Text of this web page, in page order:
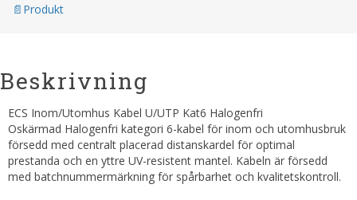
Produkt
Beskrivning
ECS Inom/Utomhus Kabel U/UTP Kat6 Halogenfri
Oskärmad Halogenfri kategori 6-kabel för inom och utomhusbruk
försedd med centralt placerad distanskardel för optimal
prestanda och en yttre UV-resistent mantel. Kabeln är försedd
med batchnummermärkning för spårbarhet och kvalitetskontroll.